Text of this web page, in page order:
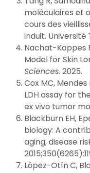
moléculaires et
cours des
induit. Université
Nachat-Kappes
Model for Skin
Sciences. 2025.
Cox MC,
LDH assay for
ex vivo tumor
Blackburn EH,
biology: A
aging, disease
López-Otín C,